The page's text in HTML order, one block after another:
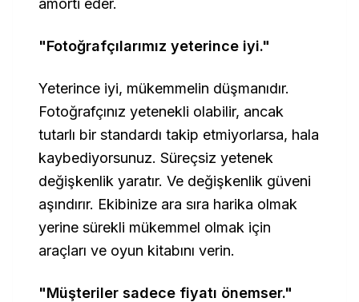
amorti eder.
"Fotoğrafçılarımız yeterince iyi."
Yeterince iyi, mükemmelin düşmanıdır.
Fotoğrafçınız yetenekli olabilir, ancak
tutarlı bir standardı takip etmiyorlarsa, hala
kaybediyorsunuz. Süreçsiz yetenek
değişkenlik yaratır. Ve değişkenlik güveni
aşındırır. Ekibinize ara sıra harika olmak
yerine sürekli mükemmel olmak için
araçları ve oyun kitabını verin.
"Müşteriler sadece fiyatı önemser."